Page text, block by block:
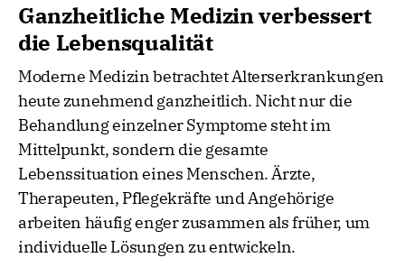
Ganzheitliche Medizin verbessert
die Lebensqualität
Moderne Medizin betrachtet Alterserkrankungen
heute zunehmend ganzheitlich. Nicht nur die
Behandlung einzelner Symptome steht im
Mittelpunkt, sondern die gesamte
Lebenssituation eines Menschen. Ärzte,
Therapeuten, Pflegekräfte und Angehörige
arbeiten häufig enger zusammen als früher, um
individuelle Lösungen zu entwickeln.